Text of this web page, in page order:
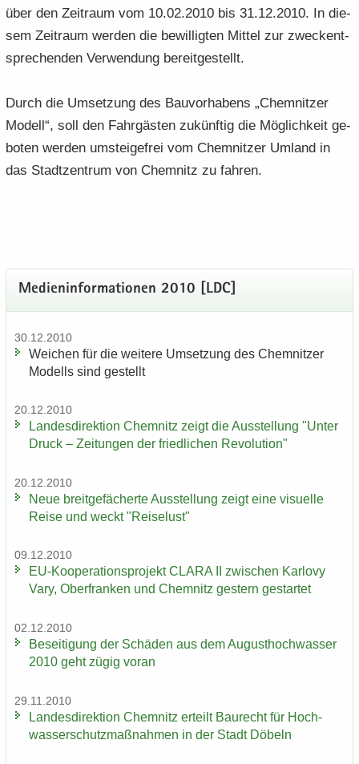
über den Zeit­raum vom 10.02.2010 bis 31.12.2010. In die­
sem Zeit­raum wer­den die be­wil­lig­ten Mit­tel zur zweck­ent­
spre­chen­den Ver­wen­dung be­reit­ge­stellt.
Durch die Um­set­zung des Bau­vor­ha­bens „Chem­nit­zer
Mo­dell“, soll den Fahr­gäs­ten zu­künf­tig die Mög­lich­keit ge­
bo­ten wer­den um­stei­ge­frei vom Chem­nit­zer Um­land in
das Stadt­zen­trum von Chem­nitz zu fah­ren.
Me­di­en­in­for­ma­tio­nen 2010 [LDC]
30.12.2010
Wei­chen für die wei­te­re Um­set­zung des Chem­nit­zer
Mo­dells sind ge­stellt
20.12.2010
Lan­des­di­rek­ti­on Chem­nitz zeigt die Aus­stel­lung "Unter
Druck – Zei­tun­gen der fried­li­chen Re­vo­lu­ti­on"
20.12.2010
Neue breit­ge­fä­cher­te Aus­stel­lung zeigt eine vi­su­el­le
Reise und weckt "Rei­se­lust"
09.12.2010
EU-​Kooperationsprojekt CLARA II zwi­schen Kar­lo­vy
Vary, Ober­fran­ken und Chem­nitz ges­tern ge­star­tet
02.12.2010
Be­sei­ti­gung der Schä­den aus dem Au­gust­hoch­was­ser
2010 geht zügig voran
29.11.2010
Lan­des­di­rek­ti­on Chem­nitz er­teilt Bau­recht für Hoch­
was­ser­schutz­maß­nah­men in der Stadt Dö­beln